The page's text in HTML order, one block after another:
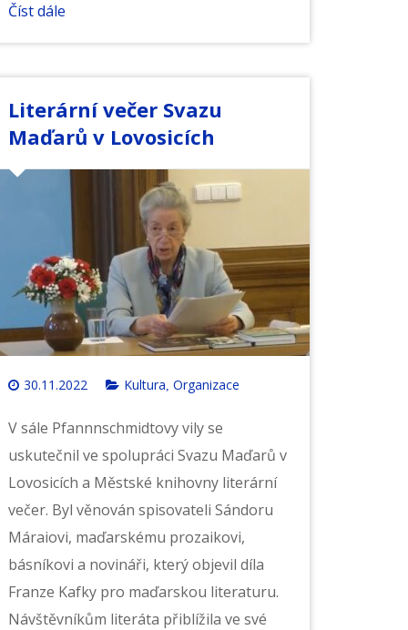
Číst dále
Literární večer Svazu
Maďarů v Lovosicích
30.11.2022 Kultura Organizace
V sále Pfannnschmidtovy vily se
uskutečnil ve spolupráci Svazu Maďarů v
Lovosicích a Městské knihovny literární
večer. Byl věnován spisovateli Sándoru
Máraiovi, maďarskému prozaikovi,
básníkovi a novináři, který objevil díla
Franze Kafky pro maďarskou literaturu.
Návštěvníkům literáta přiblížila ve své